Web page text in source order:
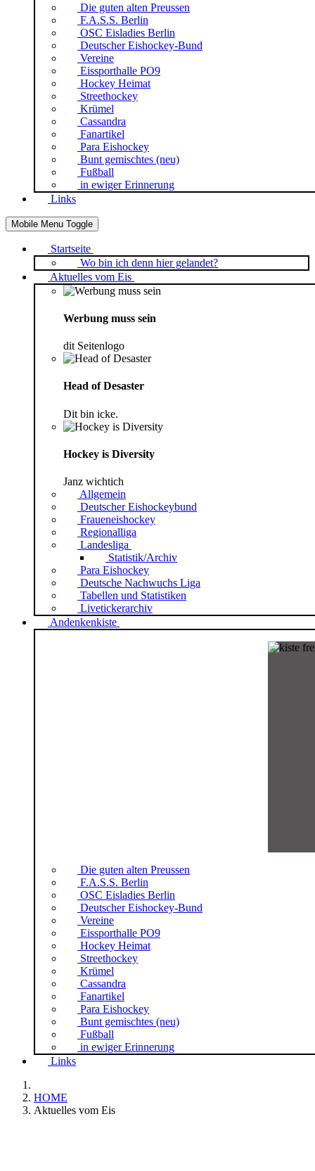
Die guten alten Preussen
F.A.S.S. Berlin
OSC Eisladies Berlin
Deutscher Eishockey-Bund
Vereine
Eissporthalle PO9
Hockey Heimat
Streethockey
Krümel
Cassandra
Fanartikel
Para Eishockey
Bunt gemischtes (neu)
Fußball
in ewiger Erinnerung
Links
Mobile Menu Toggle
Startseite
Wo bin ich denn hier gelandet?
Aktuelles vom Eis
Werbung muss sein
dit Seitenlogo
Head of Desaster
Dit bin icke.
Hockey is Diversity
Janz wichtich
Allgemein
Deutscher Eishockeybund
Fraueneishockey
Regionalliga
Landesliga
Statistik/Archiv
Para Eishockey
Deutsche Nachwuchs Liga
Tabellen und Statistiken
Livetickerarchiv
Andenkenkiste
Die guten alten Preussen
F.A.S.S. Berlin
OSC Eisladies Berlin
Deutscher Eishockey-Bund
Vereine
Eissporthalle PO9
Hockey Heimat
Streethockey
Krümel
Cassandra
Fanartikel
Para Eishockey
Bunt gemischtes (neu)
Fußball
in ewiger Erinnerung
Links
HOME
Aktuelles vom Eis